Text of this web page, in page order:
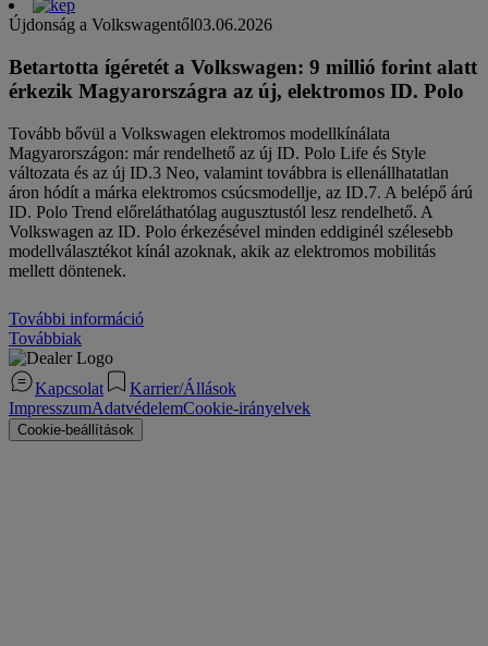
Újdonság a Volkswagentől03.06.2026
Betartotta ígéretét a Volkswagen: 9 millió forint alatt
érkezik Magyarországra az új, elektromos ID. Polo
Tovább bővül a Volkswagen elektromos modellkínálata
Magyarországon: már rendelhető az új ID. Polo Life és Style
változata és az új ID.3 Neo, valamint továbbra is ellenállhatatlan
áron hódít a márka elektromos csúcsmodellje, az ID.7. A belépő árú
ID. Polo Trend előreláthatólag augusztustól lesz rendelhető. A
Volkswagen az ID. Polo érkezésével minden eddiginél szélesebb
modellválasztékot kínál azoknak, akik az elektromos mobilitás
mellett döntenek.
További információ
Továbbiak
Kapcsolat
Karrier/Állások
ImpresszumAdatvédelemCookie-irányelvek
Cookie-beállítások